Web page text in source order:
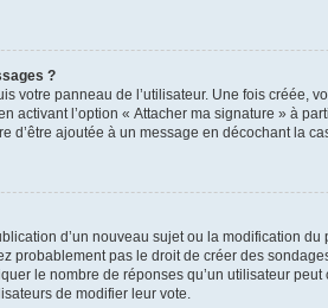
?
votre panneau de l’utilisateur. Une fois créée,
activant l’option « Attacher ma signature » à
d’être ajoutée à un message en décochant la
d’un nouveau sujet ou la modification
probablement pas le droit de créer des
le nombre de réponses qu’un utilisateur
de modifier leur vote.